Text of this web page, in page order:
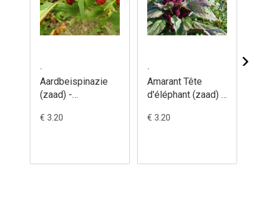
.
Aardbeispinazie
(zaad) -
capitatum
€ 3.20
.
Amarant Tête
d'éléphant (zaad) -
gangeticus
€ 3.20